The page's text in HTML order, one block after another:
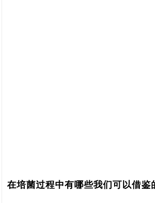
在培菌过程中有哪些我们可以借鉴